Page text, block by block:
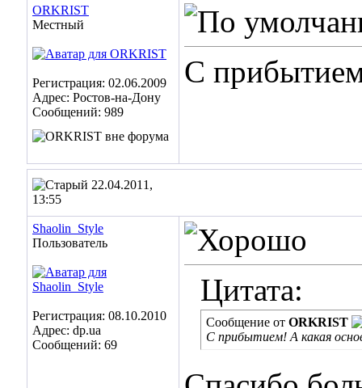
ORKRIST
Местный
Регистрация: 02.06.2009
Адрес: Ростов-на-Дону
Сообщений: 989
C
22.04.2011,
13:55
Shaolin_Style
Пользователь
Регистрация: 08.10.2010
Адрес: dp.ua
Сообщений: 69
Цитата:
Сообщение от ORKRIST
C прибытием! А какая